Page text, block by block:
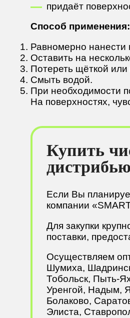
придаёт
Способ применения:
Равномерно
Оставить на
Потереть щёткой или
Смыть водой.
При необходимости
На поверхностях,
Купить
Если Вы
компании
Для закупки
поставки,
Осуществляем
Шумиха,
Тобольск, Пыть-
Уренгой, Надым,
Болаково,
Элиста,